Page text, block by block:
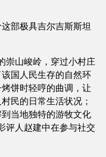
部极具吉尔吉斯斯坦
崇山峻岭，穿过小村庄
国人民生存的自然环
饼时轻哼的曲调，让
民的日常生活状况；
当地独特的游牧文化
人赵建中在参与社交